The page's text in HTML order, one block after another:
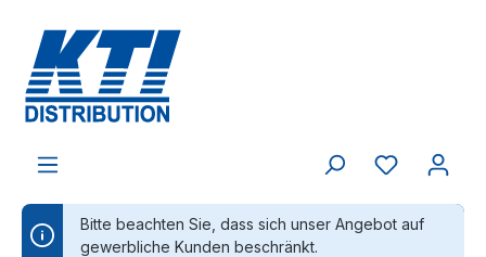
Bitte beachten Sie, dass sich unser Angebot auf
gewerbliche Kunden beschränkt.